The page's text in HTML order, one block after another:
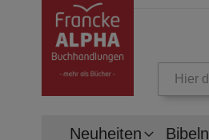
Neuheiten Bibeln